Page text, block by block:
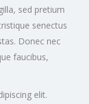
sed pretium
senectus
Donec nec
faucibus,
elit.